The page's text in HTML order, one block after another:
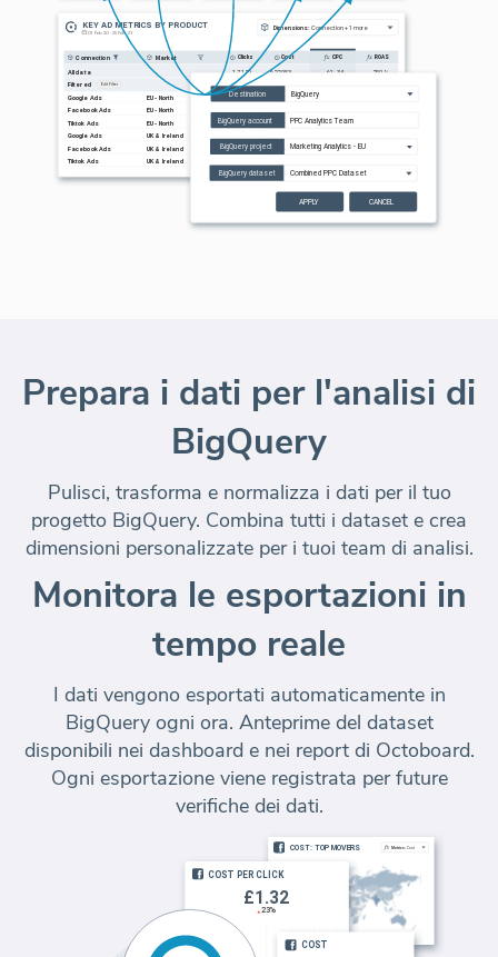
Prepara i dati per l'analisi di
BigQuery
Pulisci, trasforma e normalizza i dati per il tuo
progetto BigQuery. Combina tutti i dataset e crea
dimensioni personalizzate per i tuoi team di analisi.
Monitora le esportazioni in
tempo reale
I dati vengono esportati automaticamente in
BigQuery ogni ora. Anteprime del dataset
disponibili nei dashboard e nei report di Octoboard.
Ogni esportazione viene registrata per future
verifiche dei dati.